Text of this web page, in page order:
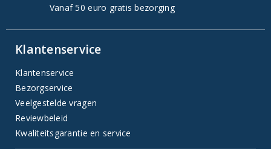
Vanaf 50 euro gratis bezorging
Klantenservice
Klantenservice
Bezorgservice
Veelgestelde vragen
Reviewbeleid
Kwaliteitsgarantie en service